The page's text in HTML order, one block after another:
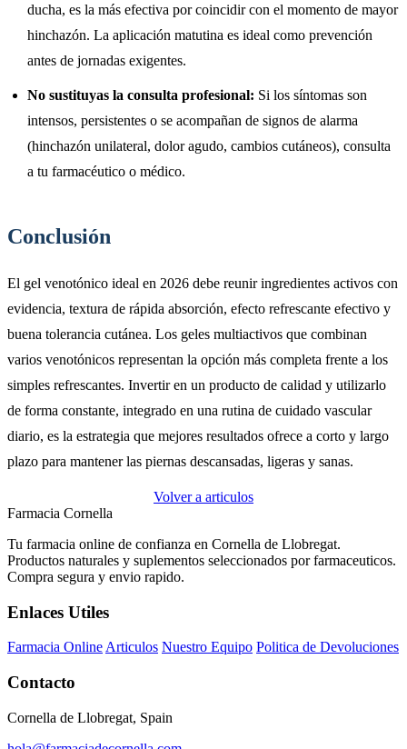
ducha, es la más efectiva por coincidir con el momento de mayor
hinchazón. La aplicación matutina es ideal como prevención
antes de jornadas exigentes.
No sustituyas la consulta profesional: Si los síntomas son
intensos, persistentes o se acompañan de signos de alarma
(hinchazón unilateral, dolor agudo, cambios cutáneos), consulta
a tu farmacéutico o médico.
Conclusión
El gel venotónico ideal en 2026 debe reunir ingredientes activos con
evidencia, textura de rápida absorción, efecto refrescante efectivo y
buena tolerancia cutánea. Los geles multiactivos que combinan
varios venotónicos representan la opción más completa frente a los
simples refrescantes. Invertir en un producto de calidad y utilizarlo
de forma constante, integrado en una rutina de cuidado vascular
diario, es la estrategia que mejores resultados ofrece a corto y largo
plazo para mantener las piernas descansadas, ligeras y sanas.
Volver a articulos
Farmacia Cornella
Tu farmacia online de confianza en Cornella de Llobregat.
Productos naturales y suplementos seleccionados por farmaceuticos.
Compra segura y envio rapido.
Enlaces Utiles
Farmacia Online Articulos Nuestro Equipo Politica de Devoluciones
Contacto
Cornella de Llobregat, Spain